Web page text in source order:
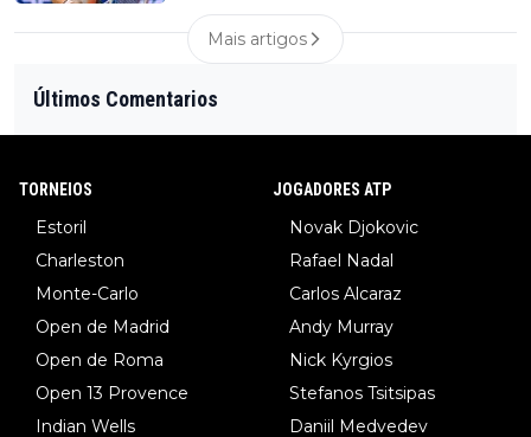
Mais artigos
Últimos Comentarios
TORNEIOS
Estoril
Charleston
Monte-Carlo
Open de Madrid
Open de Roma
Open 13 Provence
Indian Wells
JOGADORES ATP
Novak Djokovic
Rafael Nadal
Carlos Alcaraz
Andy Murray
Nick Kyrgios
Stefanos Tsitsipas
Daniil Medvedev